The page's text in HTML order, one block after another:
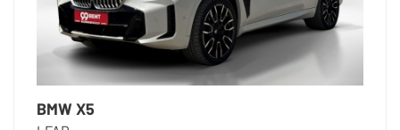
BMW X5